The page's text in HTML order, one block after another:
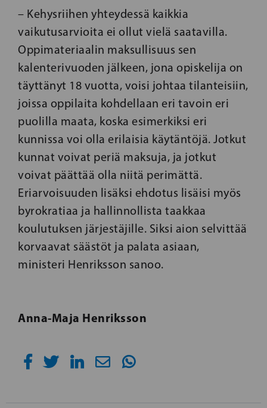
– Kehysriihen yhteydessä kaikkia
vaikutusarvioita ei ollut vielä saatavilla.
Oppimateriaalin maksullisuus sen
kalenterivuoden jälkeen, jona opiskelija on
täyttänyt 18 vuotta, voisi johtaa tilanteisiin,
joissa oppilaita kohdellaan eri tavoin eri
puolilla maata, koska esimerkiksi eri
kunnissa voi olla erilaisia käytäntöjä. Jotkut
kunnat voivat periä maksuja, ja jotkut
voivat päättää olla niitä perimättä.
Eriarvoisuuden lisäksi ehdotus lisäisi myös
byrokratiaa ja hallinnollista taakkaa
koulutuksen järjestäjille. Siksi aion selvittää
korvaavat säästöt ja palata asiaan,
ministeri Henriksson sanoo.
Anna-Maja Henriksson